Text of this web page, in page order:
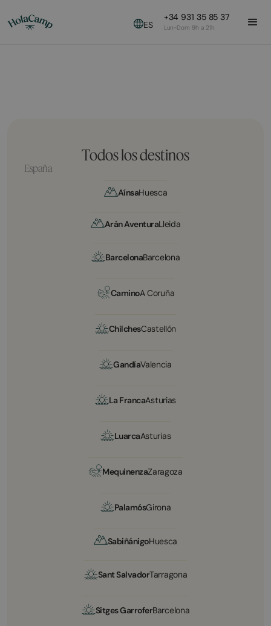
ES
+34 931 35 85 37
Lun-Dom 9h a 21h
Todos los destinos
España
AínsaHuesca
Arán AventuraLleida
BarcelonaBarcelona
CaminoA Coruña
ChilchesCastellón
GandíaValencia
La FrancaAsturias
LuarcaAsturias
MequinenzaZaragoza
PalamósGirona
SabiñánigoHuesca
Sant SalvadorTarragona
Sitges GarroferBarcelona